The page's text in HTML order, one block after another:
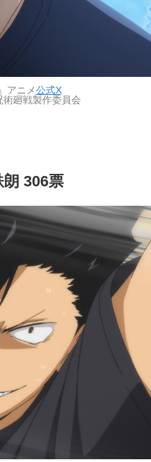
アニメ公式X
廻戦製作委員会
306票